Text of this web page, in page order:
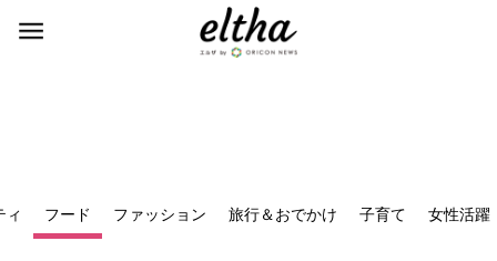
ィ フード ファッション 旅行＆おでかけ 子育て 女性活躍